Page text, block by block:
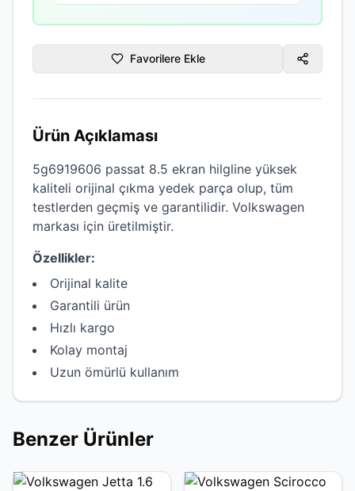
Favorilere Ekle
Ürün Açıklaması
5g6919606 passat 8.5 ekran hilgline yüksek
kaliteli orijinal çıkma yedek parça olup, tüm
testlerden geçmiş ve garantilidir. Volkswagen
markası için üretilmiştir.
Özellikler:
Orijinal kalite
Garantili ürün
Hızlı kargo
Kolay montaj
Uzun ömürlü kullanım
Benzer Ürünler